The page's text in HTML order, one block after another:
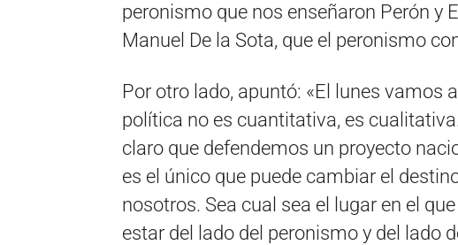
peronismo que nos enseñaron Perón y
Manuel De la Sota, que el peronismo
Por otro lado, apuntó: «El lunes vamos
política no es cuantitativa, es
claro que defendemos un proyecto
es el único que puede cambiar el
nosotros. Sea cual sea el lugar en el
estar del lado del peronismo y del lado